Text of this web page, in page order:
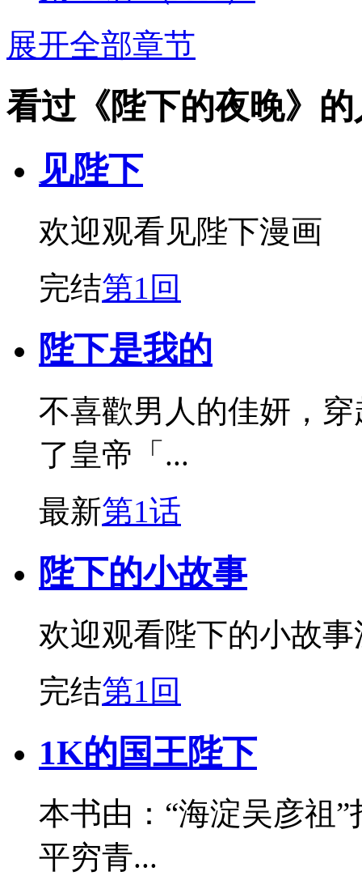
展开全部章节
看过《陛下的夜晚》
见陛下
欢迎观看见陛下漫画
完结第1回
陛下是我的
不喜歡男人的佳妍，
了皇帝「...
最新第1话
陛下的小故事
欢迎观看陛下的小故事
完结第1回
1K的国王陛下
本书由：“海淀吴彦祖
平穷青...